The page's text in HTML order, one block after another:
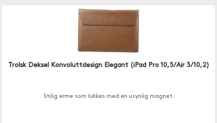
Trolsk Deksel Konvoluttdesign Elegant (iPad Pro 10,5/Air 3/10,2)
Stilig erme som lukkes med en usynlig magnet.